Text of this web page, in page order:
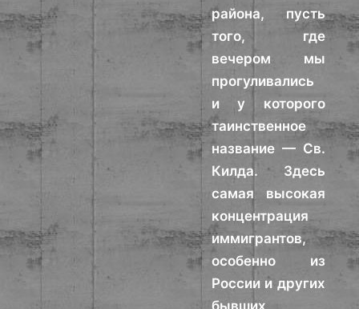
района, пусть
того, где
вечером мы
прогуливались
и у которого
таинственное
название — Св.
Килда. Здесь
самая высокая
концентрация
иммигрантов,
особенно из
России и других
бывших